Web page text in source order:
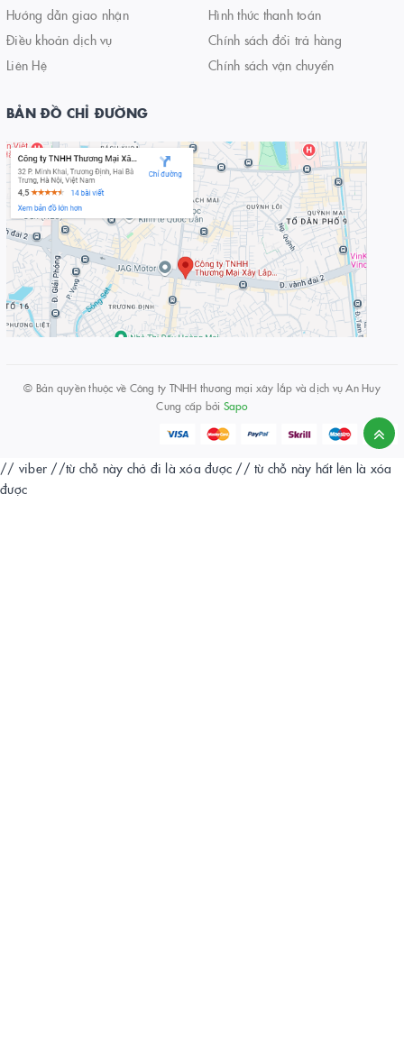
Hướng dẫn giao nhận
Điều khoản dịch vụ
Liên Hệ
Hình thức thanh toán
Chính sách đổi trả hàng
Chính sách vận chuyển
BẢN ĐỒ CHỈ ĐƯỜNG
© Bản quyền thuộc về Công ty TNHH thương mại xây lắp và dịch vụ An Huy
Cung cấp bởi Sapo
// viber //từ chỗ này chở đi là xóa được // từ chỗ này hất lên là xóa
được